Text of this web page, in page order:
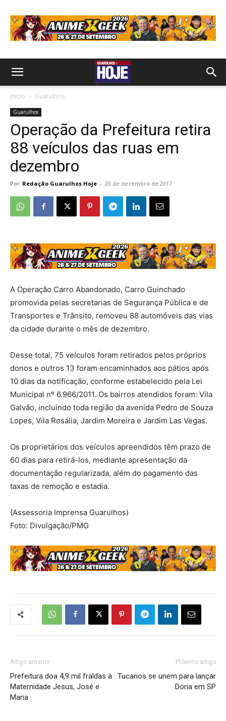
Início Guarulhos
Guarulhos
Operação da Prefeitura retira
88 veículos das ruas em
dezembro
Por Redação Guarulhos Hoje - 29 de dezembro de 2017
A Operação Carro Abandonado, Carro Guinchado
promovida pelas secretarias de Segurança Pública e de
Transportes e Trânsito, removeu 88 automóveis das vias
da cidade durante o mês de dezembro.
Desse total, 75 veículos foram retirados pelos próprios
donos e outros 13 foram encaminhados aos pátios após
10 dias da notificação, conforme estabelecido pela Lei
Municipal nº 6.966/2011. Os bairros atendidos foram: Vila
Galvão, incluindo toda região da avenida Pedro de Souza
Lopes, Vila Rosália, Jardim Moreira e Jardim Las Vegas.
Os proprietários dos veículos apreendidos têm prazo de
60 dias para retirá-los, mediante apresentação da
documentação regularizada, além do pagamento das
taxas de remoção e estadia.
(Assessoria Imprensa Guarulhos)
Foto: Divulgação/PMG
Artigo anterior
Prefeitura doa 4,9 mil fraldas à
Maternidade Jesus, José e
Maria
Próximo artigo
Tucanos se unem para lançar
Doria em SP